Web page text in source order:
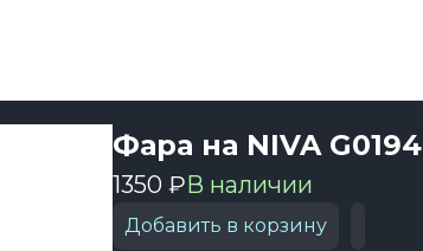
Фара на NIVA G0194
1350 ₽В наличии
Добавить в корзину